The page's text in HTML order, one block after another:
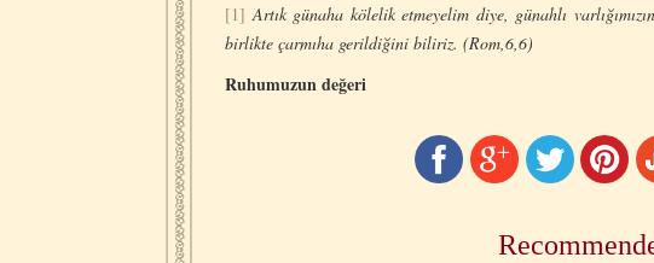
[1] Artık günaha kölelik etmeyelim diye, günahlı
birlikte çarmıha gerildiğini biliriz. (Rom,6,6)
Ruhumuzun değeri